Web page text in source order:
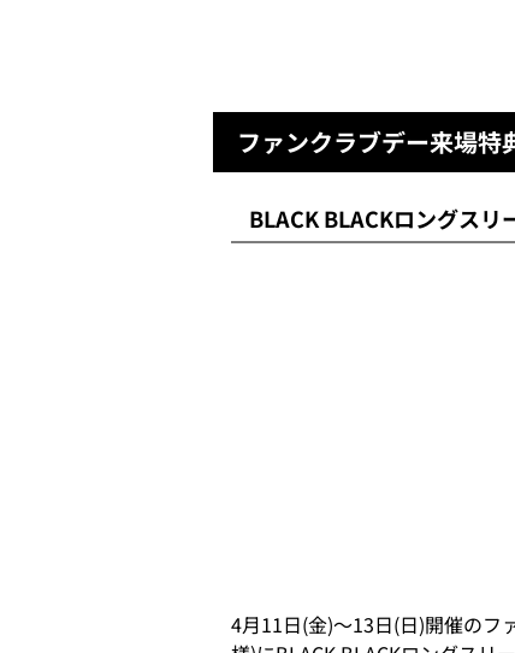
ファンクラブデー来場特
BLACK BLACKロングスリ
4月11日(金)～13日(日)開催のフ